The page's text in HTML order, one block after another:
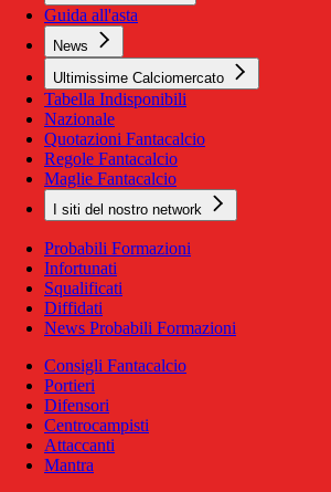
Guida all'asta
News
Ultimissime Calciomercato
Tabella Indisponibili
Nazionale
Quotazioni Fantacalcio
Regole Fantacalcio
Maglie Fantacalcio
I siti del nostro network
Probabili Formazioni
Infortunati
Squalificati
Diffidati
News Probabili Formazioni
Consigli Fantacalcio
Portieri
Difensori
Centrocampisti
Attaccanti
Mantra